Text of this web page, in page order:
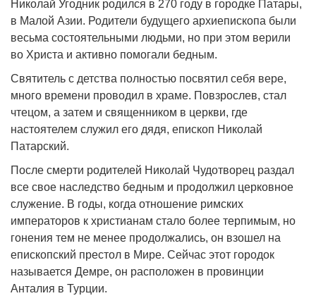
Николай Угодник родился в 270 году в городке Патары,
в Малой Азии. Родители будущего архиепископа были
весьма состоятельными людьми, но при этом верили
во Христа и активно помогали бедным.
Святитель с детства полностью посвятил себя вере,
много времени проводил в храме. Повзрослев, стал
чтецом, а затем и священником в церкви, где
настоятелем служил его дядя, епископ Николай
Патарский.
После смерти родителей Николай Чудотворец раздал
все свое наследство бедным и продолжил церковное
служение. В годы, когда отношение римских
императоров к христианам стало более терпимым, но
гонения тем не менее продолжались, он взошел на
епископский престол в Мире. Сейчас этот городок
называется Демре, он расположен в провинции
Анталия в Турции.